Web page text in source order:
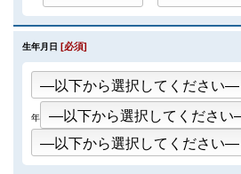
生年月日 [必須]
年